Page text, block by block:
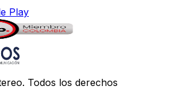
Play
. Todos los derechos